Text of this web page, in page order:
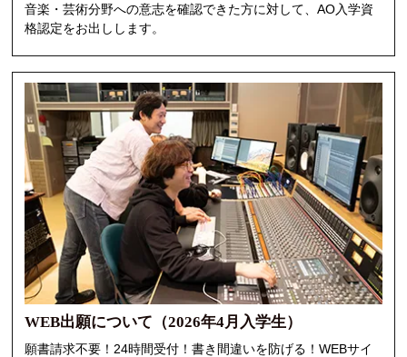
音楽・芸術分野への意志を確認できた方に対して、AO入学資
格認定をお出しします。
WEB出願について（2026年4月入学生）
願書請求不要！24時間受付！書き間違いを防げる！WEBサイ